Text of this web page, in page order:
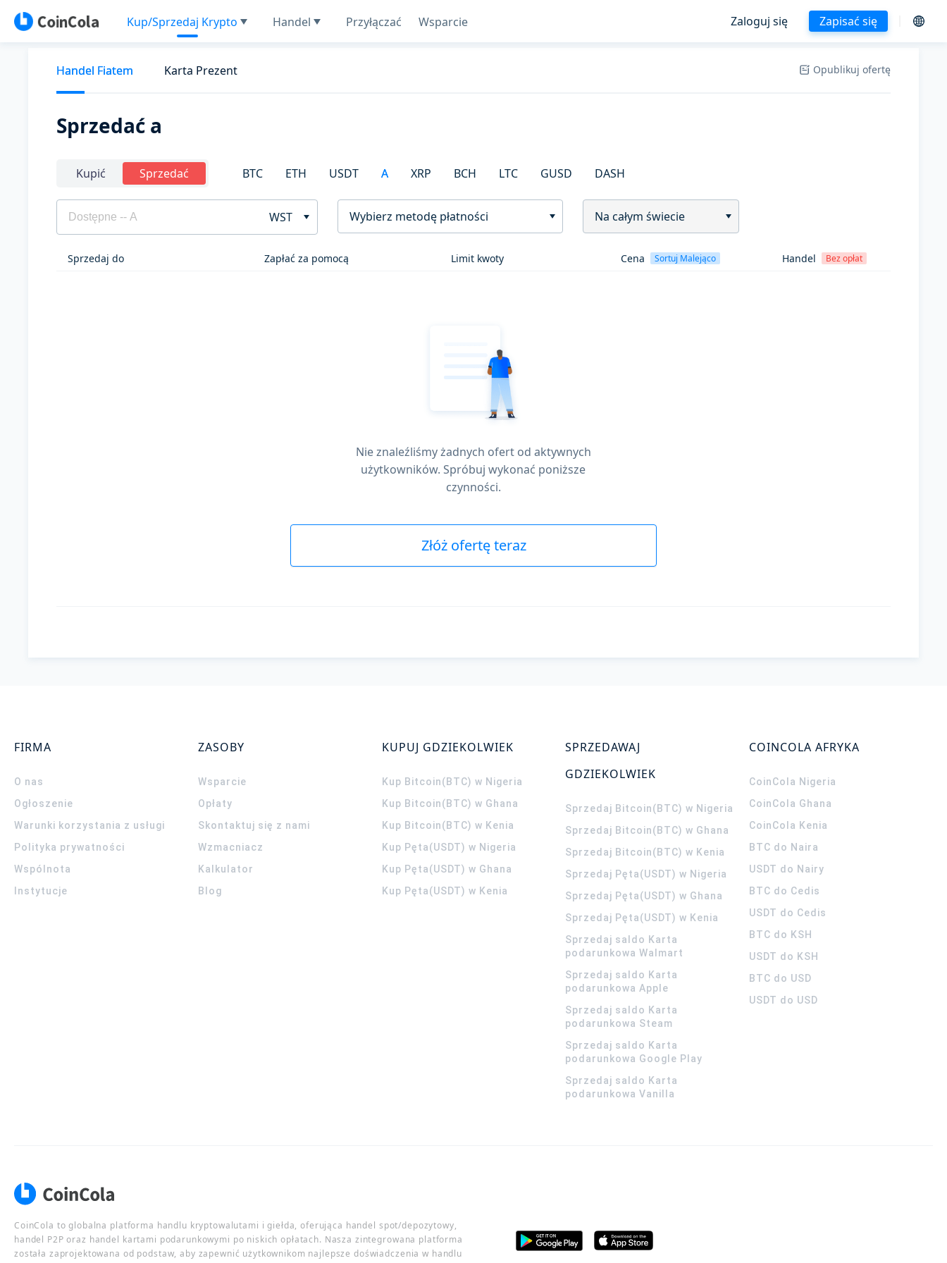
Kup/Sprzedaj Krypto Handel Przyłączać Wsparcie Zaloguj się Zapisać się
Handel Fiatem Karta Prezent Opublikuj ofertę
Sprzedać a
Kupić Sprzedać BTC ETH USDT A XRP BCH LTC GUSD DASH
WST Wybierz metodę płatności Na całym świecie
Sprzedaj do Zapłać za pomocą Limit kwoty Cena Sortuj Malejąco Handel Bez opłat
Nie znaleźliśmy żadnych ofert od aktywnych
użytkowników. Spróbuj wykonać poniższe
czynności.
Złóż ofertę teraz
FIRMA
O nas
Ogłoszenie
Warunki korzystania z usługi
Polityka prywatności
Wspólnota
Instytucje
ZASOBY
Wsparcie
Opłaty
Skontaktuj się z nami
Wzmacniacz
Kalkulator
Blog
KUPUJ GDZIEKOLWIEK
Kup Bitcoin(BTC) w Nigeria
Kup Bitcoin(BTC) w Ghana
Kup Bitcoin(BTC) w Kenia
Kup Pęta(USDT) w Nigeria
Kup Pęta(USDT) w Ghana
Kup Pęta(USDT) w Kenia
SPRZEDAWAJ
GDZIEKOLWIEK
Sprzedaj Bitcoin(BTC) w Nigeria
Sprzedaj Bitcoin(BTC) w Ghana
Sprzedaj Bitcoin(BTC) w Kenia
Sprzedaj Pęta(USDT) w Nigeria
Sprzedaj Pęta(USDT) w Ghana
Sprzedaj Pęta(USDT) w Kenia
Sprzedaj saldo Karta
podarunkowa Walmart
Sprzedaj saldo Karta
podarunkowa Apple
Sprzedaj saldo Karta
podarunkowa Steam
Sprzedaj saldo Karta
podarunkowa Google Play
Sprzedaj saldo Karta
podarunkowa Vanilla
COINCOLA AFRYKA
CoinCola Nigeria
CoinCola Ghana
CoinCola Kenia
BTC do Naira
USDT do Nairy
BTC do Cedis
USDT do Cedis
BTC do KSH
USDT do KSH
BTC do USD
USDT do USD
CoinCola to globalna platforma handlu kryptowalutami i giełda, oferująca handel spot/depozytowy,
handel P2P oraz handel kartami podarunkowymi po niskich opłatach. Nasza zintegrowana platforma
została zaprojektowana od podstaw, aby zapewnić użytkownikom najlepsze doświadczenia w handlu